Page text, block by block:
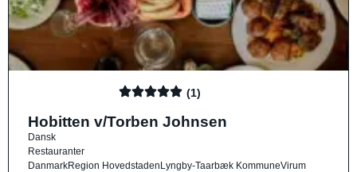
(1)
Hobitten v/Torben Johnsen
Dansk
Restauranter
DanmarkRegion HovedstadenLyngby-Taarbæk KommuneVirum